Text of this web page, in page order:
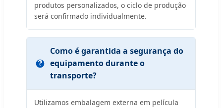
produtos personalizados, o ciclo de produção
será confirmado individualmente.
Como é garantida a segurança do
equipamento durante o
transporte?
Utilizamos embalagem externa em película